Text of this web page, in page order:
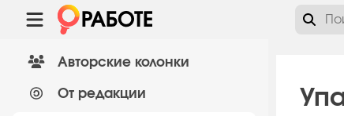
Авторские колонки
От редакции